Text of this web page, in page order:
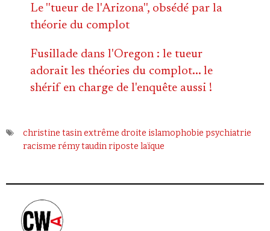
Le ''tueur de l'Arizona'', obsédé par la
théorie du complot
Fusillade dans l'Oregon : le tueur
adorait les théories du complot... le
shérif en charge de l'enquête aussi !
christine tasinextrême droite islamophobie psychiatrie
racisme rémy taudinriposte laïque